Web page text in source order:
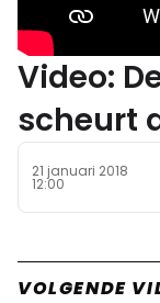
Video:
scheurt
21 januari 2018
12:00
VOLGENDE